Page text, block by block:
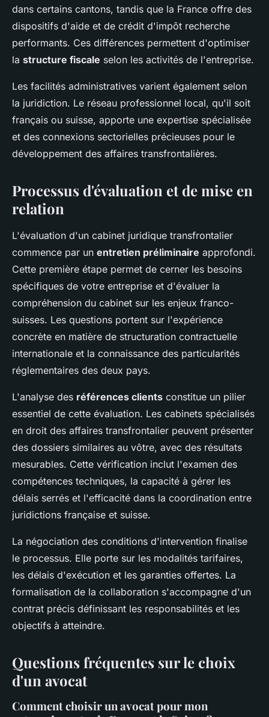
dans certains cantons, tandis que la France offre des
dispositifs d'aide et de crédit d'impôt recherche
performants. Ces différences permettent d'optimiser
la structure fiscale selon les activités de l'entreprise.
Les facilités administratives varient également selon
la juridiction. Le réseau professionnel local, qu'il soit
français ou suisse, apporte une expertise spécialisée
et des connexions sectorielles précieuses pour le
développement des affaires transfrontalières.
Processus d'évaluation et de mise en
relation
L'évaluation d'un cabinet juridique transfrontalier
commence par un entretien préliminaire approfondi.
Cette première étape permet de cerner les besoins
spécifiques de votre entreprise et d'évaluer la
compréhension du cabinet sur les enjeux franco-
suisses. Les questions portent sur l'expérience
concrète en matière de structuration contractuelle
internationale et la connaissance des particularités
réglementaires des deux pays.
L'analyse des références clients constitue un pilier
essentiel de cette évaluation. Les cabinets spécialisés
en droit des affaires transfrontalier peuvent présenter
des dossiers similaires au vôtre, avec des résultats
mesurables. Cette vérification inclut l'examen des
compétences techniques, la capacité à gérer les
délais serrés et l'efficacité dans la coordination entre
juridictions française et suisse.
La négociation des conditions d'intervention finalise
le processus. Elle porte sur les modalités tarifaires,
les délais d'exécution et les garanties offertes. La
formalisation de la collaboration s'accompagne d'un
contrat précis définissant les responsabilités et les
objectifs à atteindre.
Questions fréquentes sur le choix
d'un avocat
Comment choisir un avocat pour mon